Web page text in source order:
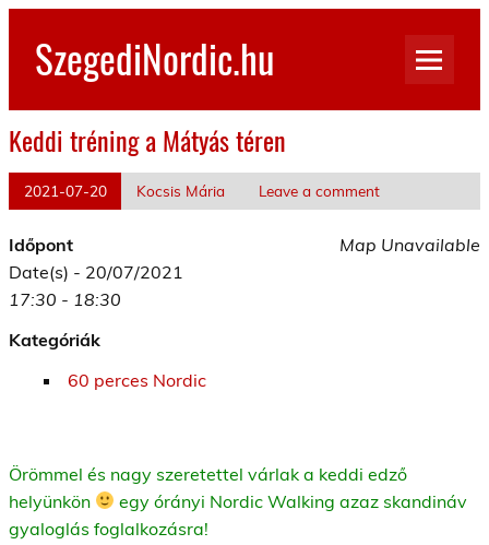
Skip
contentSzegediNordic.hu
Keddi tréning a Mátyás téren
2021-07-20 Kocsis Mária Leave a comment
Map Unavailable
Időpont
Date(s) - 20/07/2021
17:30 - 18:30
Kategóriák
60 perces Nordic
Örömmel és nagy szeretettel várlak a keddi edző
helyünkön
egy órányi Nordic Walking azaz skandináv
gyaloglás foglalkozásra!